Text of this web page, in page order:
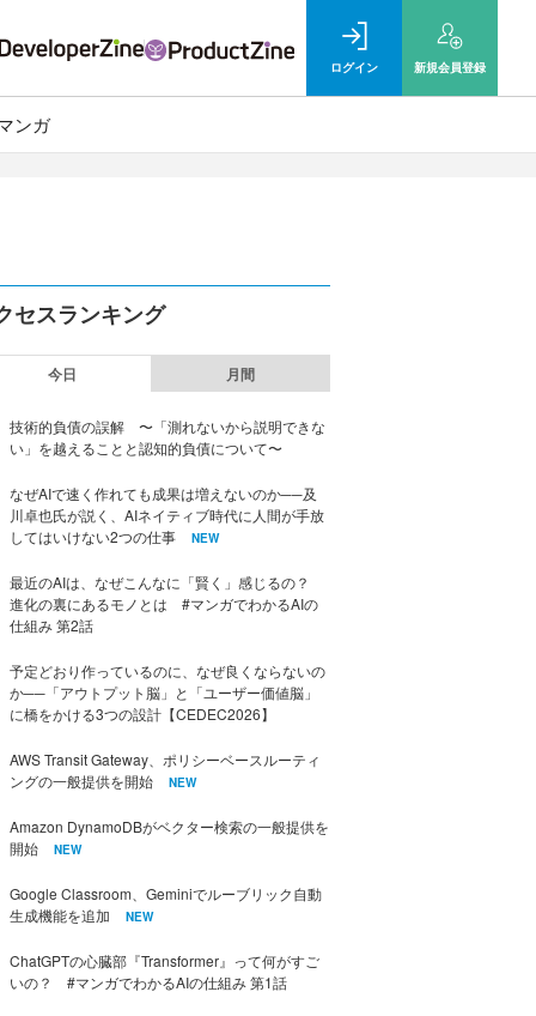
ログイン 新規会員登録
ンガ
セスランキング
今日 月間
技術的負債の誤解 〜「測れないから説明できな
い」を越えることと認知的負債について〜
なぜAIで速く作れても成果は増えないのか──及
川卓也氏が説く、AIネイティブ時代に人間が手放
してはいけない2つの仕事
NEW
最近のAIは、なぜこんなに「賢く」感じるの？
進化の裏にあるモノとは #マンガでわかるAIの
仕組み 第2話
予定どおり作っているのに、なぜ良くならないの
か──「アウトプット脳」と「ユーザー価値脳」
に橋をかける3つの設計【CEDEC2026】
AWS Transit Gateway、ポリシーベースルーティ
ングの一般提供を開始
NEW
Amazon DynamoDBがベクター検索の一般提供を
開始
NEW
Google Classroom、Geminiでルーブリック自動
生成機能を追加
NEW
ChatGPTの心臓部『Transformer』って何がすご
いの？ #マンガでわかるAIの仕組み 第1話